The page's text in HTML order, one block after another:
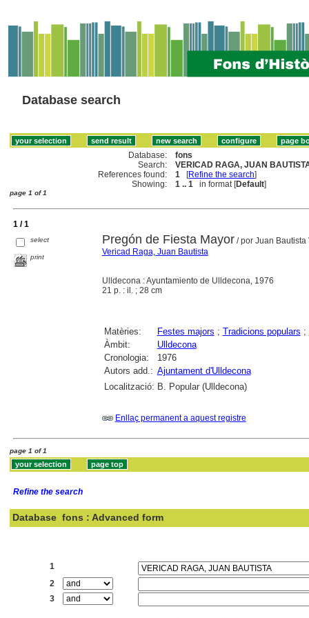
Database search
Database:
fons
Search:
VERICAD RAGA, JUAN
References found:
1 [Refine the search]
Showing:
1 .. 1 in format [Default]
page 1 of 1
1 / 1
select
print
Pregón de Fiesta Mayor/ por Juan Bautista
Vericad Raga, Juan Bautista
Ulldecona : Ayuntamiento de Ulldecona, 1976
21 p. : il. ; 28 cm
Matèries: Festes majors ; Tradicions populars ;
Àmbit:
Ulldecona
Cronologia:
1976
Autors add.: Ajuntament d'Ulldecona
Localització: B. Popular (Ulldecona)
Enllaç permanent a aquest registre
page 1 of 1
Refine the search
Database fons : Advanced form
1
2
3